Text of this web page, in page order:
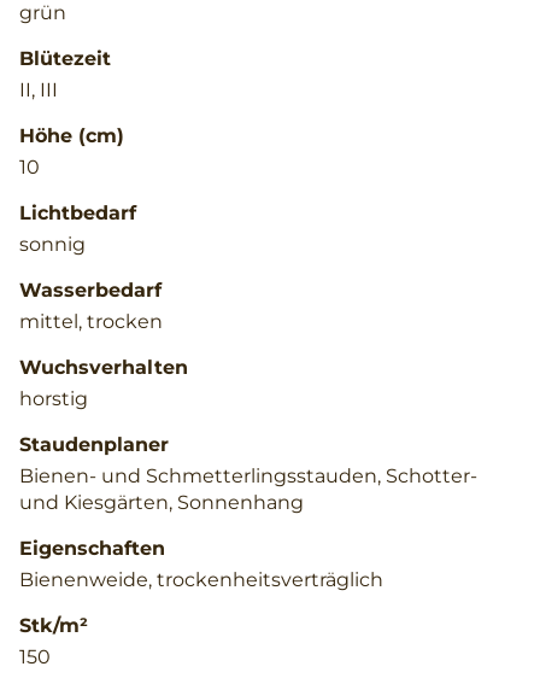
grün
Blütezeit
II, III
Höhe (cm)
10
Lichtbedarf
sonnig
Wasserbedarf
mittel, trocken
Wuchsverhalten
horstig
Staudenplaner
Bienen- und Schmetterlingsstauden, Schotter-
und Kiesgärten, Sonnenhang
Eigenschaften
Bienenweide, trockenheitsverträglich
Stk/m²
150